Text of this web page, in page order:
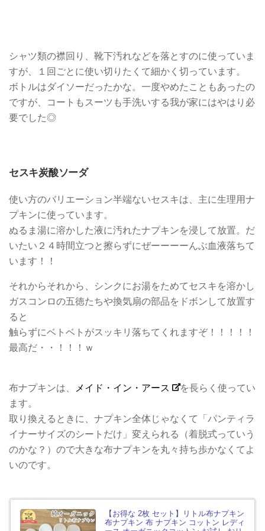
シャツ類の襟回り、靴下汚れなどを落とすのに使っていま
すが、１回ごとに使い切りたくて細かく切っています。
ボトルはダイソーだったかな。一度やめたこともあったの
ですが、コートもスーツも手洗いする我が家にはやはり必
要でした◎
セスキ炭酸ソーダ
使い方のバリエーション半端ないセスキは、主に生理用ナ
プキンに使っています。
ぬるま湯に溶かした液に汚れたナプキンを浸して放置。だ
いたい２４時間立つと擦らずにぜーーーーんぶ血液落ちて
います！！
それからそれから、シンクにお湯をためてセスキを溶かし
ガスコンロの五徳たちや換気扇の部品をドボンして放置す
ると
触らずにベトベトがスッキリ落ちてくれますぞ！！！！！
最高だ・・！！！ｗ
布ナプキンは、 メイド・イン・アース
を長らく使ってい
ます。
取り換えるときに、ナプキン全体じゃなくて「パンティラ
イナーサイズのシートだけ」変えられる（着脱式っていう
のかな？）ので大きな布ナプキンを丸々持ち歩かなくてよ
いのです。
【お得な 2枚 セット】リトル布ナプキン
布ナプキン 布 ナプキン コットン レディ